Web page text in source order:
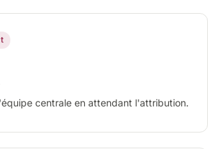
centrale en attendant l'attribution.